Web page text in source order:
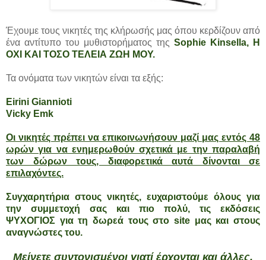
Έχουμε τους νικητές της κλήρωσής μας όπου κερδίζουν από
ένα αντίτυπο του μυθιστορήματος της Sophie Kinsella, Η
ΟΧΙ ΚΑΙ ΤΟΣΟ ΤΕΛΕΙΑ ΖΩΗ ΜΟΥ.
Τα ονόματα των νικητών είναι τα εξής:
Eirini Giannioti
Vicky Emk
Οι νικητές πρέπει να επικοινωνήσουν μαζί μας εντός 48
ωρών για να ενημερωθούν σχετικά με την παραλαβή
των δώρων τους, διαφορετικά αυτά δίνονται σε
επιλαχόντες.
Συγχαρητήρια στους νικητές, ευχαριστούμε όλους για
την συμμετοχή σας και πιο πολύ, τις εκδόσεις
ΨΥΧΟΓΙΟΣ για τη δωρεά τους στο site μας και στους
αναγνώστες του.
Μείνετε συντονισμένοι γιατί έρχονται και άλλες,